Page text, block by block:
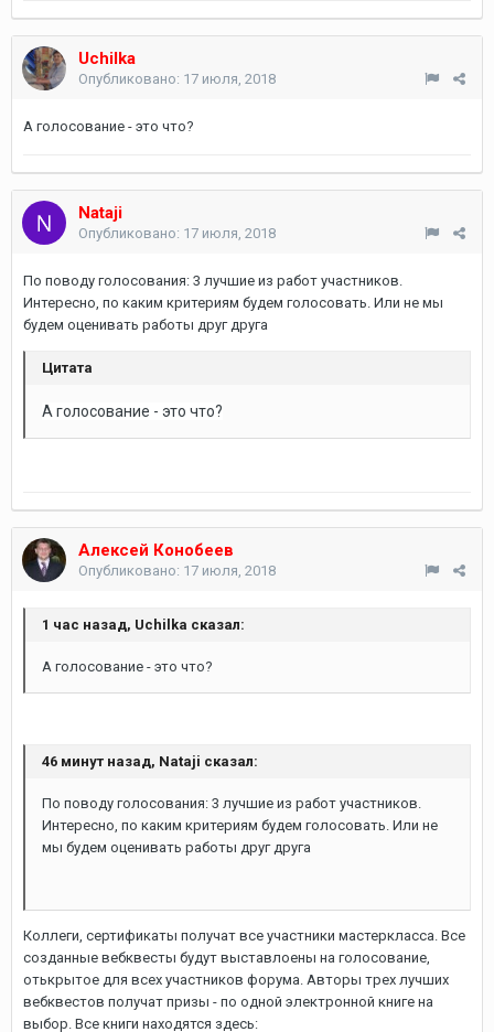
Uchilka
Опубликовано: 17 июля, 2018
А голосование - это что?
Nataji
Опубликовано: 17 июля, 2018
По поводу голосования: 3 лучшие из работ участников.
Интересно, по каким критериям будем голосовать. Или не мы
будем оценивать работы друг друга
Цитата
А голосование - это что?
Алексей Конобеев
Опубликовано: 17 июля, 2018
1 час назад, Uchilka сказал:
А голосование - это что?
46 минут назад, Nataji сказал:
По поводу голосования: 3 лучшие из работ участников.
Интересно, по каким критериям будем голосовать. Или не
мы будем оценивать работы друг друга
Коллеги, сертификаты получат все участники мастеркласса. Все
созданные вебквесты будут выставлоены на голосование,
отькрытое для всех участников форума. Авторы трех лучших
вебквестов получат призы - по одной электронной книге на
выбор. Все книги находятся здесь: